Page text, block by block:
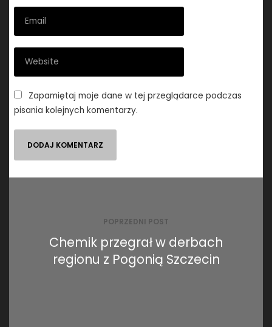
Zapamiętaj moje dane w tej przeglądarce podczas
pisania kolejnych komentarzy.
POPRZEDNI POST
Chemik przegrał w derbach
regionu z Pogonią Szczecin